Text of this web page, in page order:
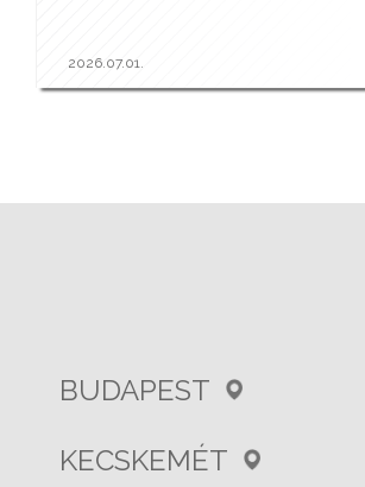
2026.07.01.
BUDAPEST
KECSKEMÉT